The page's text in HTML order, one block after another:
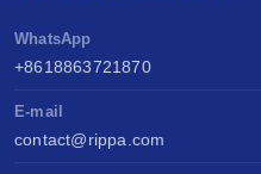
WhatsApp
+8618863721870
E-mail
contact@rippa.com